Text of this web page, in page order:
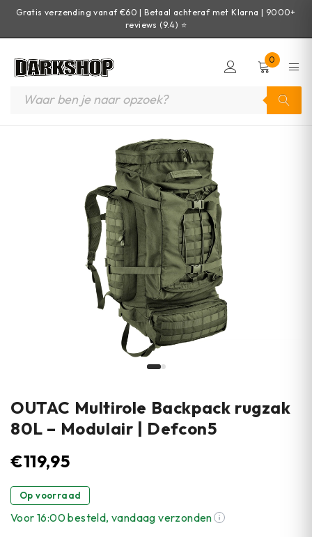
Gratis verzending vanaf €60 | Betaal achteraf met Klarna | 9000+
reviews (9.4) ⭐
0
OUTAC Multirole Backpack rugzak
80L – Modulair | Defcon5
€119,95
Op voorraad
Voor 16:00 besteld, vandaag verzonden